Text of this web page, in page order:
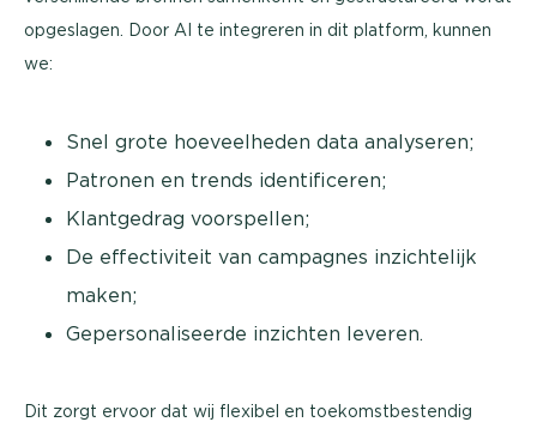
opgeslagen. Door AI te integreren in dit platform, kunnen
we:
Snel grote hoeveelheden data analyseren;
Patronen en trends identificeren;
Klantgedrag voorspellen;
De effectiviteit van campagnes inzichtelijk
maken;
Gepersonaliseerde inzichten leveren.
Dit zorgt ervoor dat wij flexibel en toekomstbestendig